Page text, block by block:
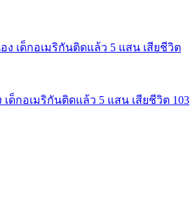
เด็กอเมริกันติดแล้ว 5 แสน เสียชีวิต 103